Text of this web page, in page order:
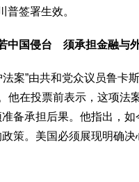
普签署生效。
中国侵台 须承担金融与
法案”由共和党众议员鲁卡
他在投票前表示，这项法
备承担后果。他指出，如
策。美国必须展现明确决